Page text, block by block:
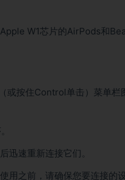
W1芯片的AirPods和
或按住Control单击）菜单栏
迅速重新连接它们。
用之前，请确保您要连接的